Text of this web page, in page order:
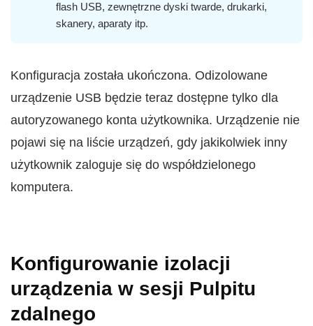
flash USB, zewnętrzne dyski twarde, drukarki,
skanery, aparaty itp.
Konfiguracja została ukończona. Odizolowane
urządzenie USB będzie teraz dostępne tylko dla
autoryzowanego konta użytkownika. Urządzenie nie
pojawi się na liście urządzeń, gdy jakikolwiek inny
użytkownik zaloguje się do współdzielonego
komputera.
Konfigurowanie izolacji
urządzenia w sesji Pulpitu
zdalnego